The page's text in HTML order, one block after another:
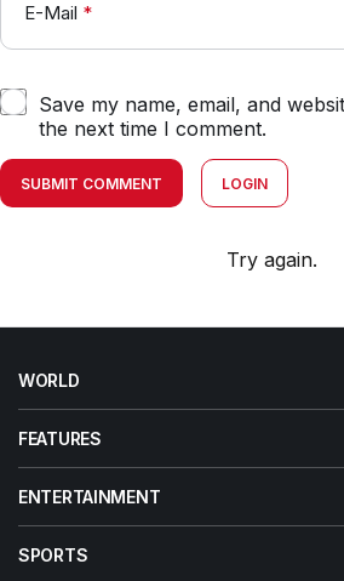
E-Mail *
Save my name, email, and
the next time I comment.
SUBMIT COMMENT LOGIN
Try again.
WORLD
FEATURES
ENTERTAINMENT
SPORTS